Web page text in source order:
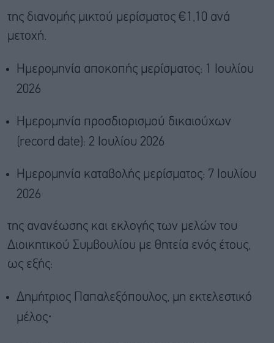
της διανομής μικτού μερίσματος €1,10 ανά
μετοχή.
Ημερομηνία αποκοπής μερίσματος: 1 Ιουλίου
2026
Ημερομηνία προσδιορισμού δικαιούχων
(record date): 2 Ιουλίου 2026
Ημερομηνία καταβολής μερίσματος: 7 Ιουλίου
2026
της ανανέωσης και εκλογής των μελών του
Διοικητικού Συμβουλίου με θητεία ενός έτους,
ως εξής:
Δημήτριος Παπαλεξόπουλος, μη εκτελεστικό
μέλος·